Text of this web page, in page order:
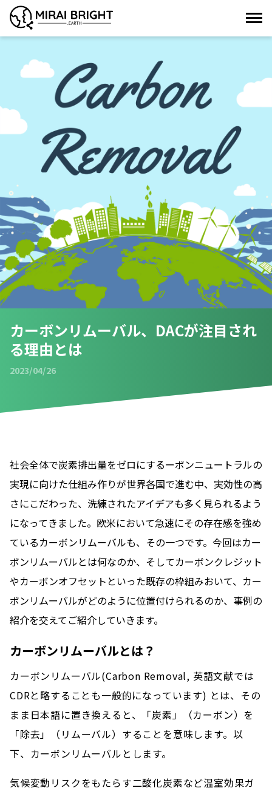
カーボンリムーバル、DACが注目され
る理由とは
2023/04/26
社会全体で炭素排出量をゼロに​​するーボンニュートラルの
実現に向けた仕組み作りが世界各国で進む中、実効性の高
さにこだわった、洗練されたアイデアも多く見られるよう
になってきました。欧米において急速にその存在感を強め
ているカーボンリムーバルも、その一つです。今回はカー
ボンリムーバルとは何なのか、そしてカーボンクレジット
やカーボンオフセットといった既存の​​枠組みおいて、カー
ボンリムーバルがどのように位置付けられるのか、事例の
紹介を交えてご紹介していきます。
カーボンリムーバルとは？
カーボンリムーバル(Carbon Removal, 英語文献では
CDRと略することも一般的になっています) とは、その
まま日本語に置き換えると、「炭素」（カーボン）を
「除去」（リムーバル）することを意味します。以
下、カーボンリムーバルとします。
気候変動リスクをもたらす二酸化炭素など温室効果ガ